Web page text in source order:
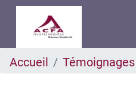
auAccueil Témoignages